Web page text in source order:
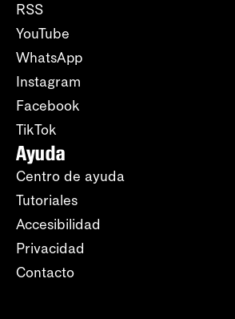
RSS
YouTube
WhatsApp
Instagram
Facebook
TikTok
Ayuda
Centro de ayuda
Tutoriales
Accesibilidad
Privacidad
Contacto